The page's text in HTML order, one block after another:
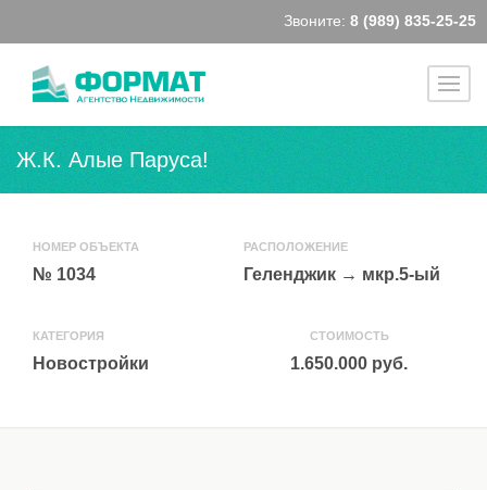
Звоните: 8 (989) 835-25-25
Ж.К. Алые Паруса!
НОМЕР ОБЪЕКТА
№ 1034
РАСПОЛОЖЕНИЕ
Геленджик → мкр.5-ый
КАТЕГОРИЯ
Новостройки
СТОИМОСТЬ
1.650.000 руб.